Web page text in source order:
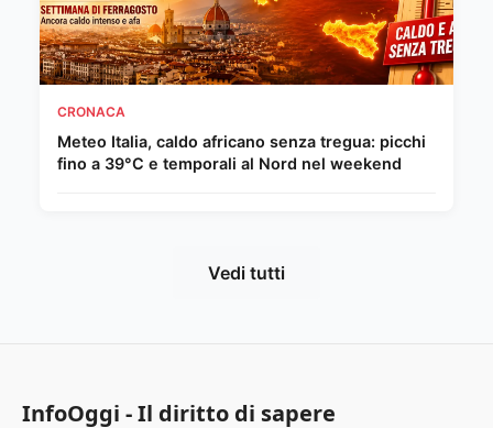
CRONACA
Meteo Italia, caldo africano senza tregua: picchi
fino a 39°C e temporali al Nord nel weekend
Vedi tutti
InfoOggi - Il diritto di sapere